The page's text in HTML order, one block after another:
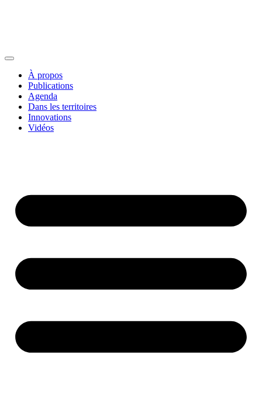
À propos
Publications
Agenda
Dans les territoires
Innovations
Vidéos